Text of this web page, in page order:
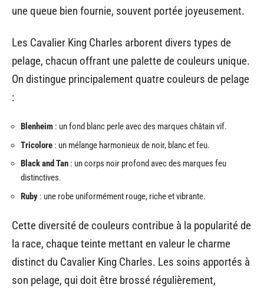
une queue bien fournie, souvent portée joyeusement.
Les Cavalier King Charles arborent divers types de
pelage, chacun offrant une palette de couleurs unique.
On distingue principalement quatre couleurs de pelage
:
Blenheim : un fond blanc perle avec des marques châtain vif.
Tricolore : un mélange harmonieux de noir, blanc et feu.
Black and Tan : un corps noir profond avec des marques feu
distinctives.
Ruby : une robe uniformément rouge, riche et vibrante.
Cette diversité de couleurs contribue à la popularité de
la race, chaque teinte mettant en valeur le charme
distinct du Cavalier King Charles. Les soins apportés à
son pelage, qui doit être brossé régulièrement,